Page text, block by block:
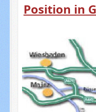
Position in